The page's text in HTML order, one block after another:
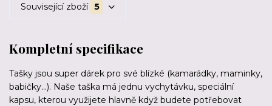
Související zboží 5
Kompletní specifikace
Tašky jsou super dárek pro své blízké (kamarádky, maminky,
babičky…). Naše taška má jednu vychytávku, speciální
kapsu, kterou využijete hlavně když budete potřebovat